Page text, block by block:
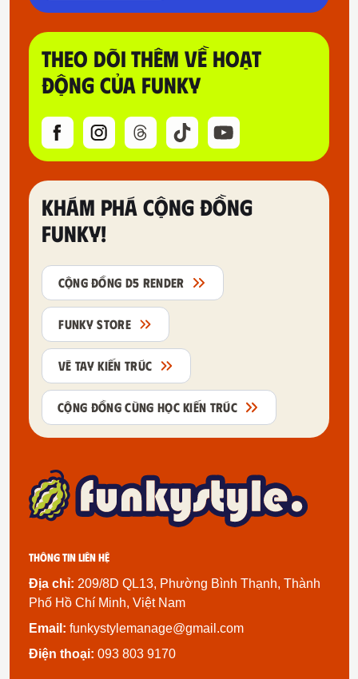
THEO DÕI THÊM VỀ HOẠT
ĐỘNG CỦA FUNKY
KHÁM PHÁ CỘNG ĐỒNG
FUNKY!
CỘNG ĐỒNG D5 RENDER
FUNKY STORE
VẼ TAY KIẾN TRÚC
CỘNG ĐỒNG CÙNG HỌC KIẾN TRÚC
Thông tin liên hệ
Địa chỉ: 209/8D QL13, Phường Bình Thạnh, Thành
Phố Hồ Chí Minh, Việt Nam
Email: funkystylemanage@gmail.com
Điện thoại: 093 803 9170